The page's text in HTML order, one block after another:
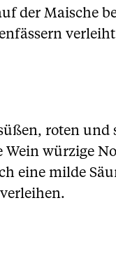
der Maische
roten und
würzige
eine milde